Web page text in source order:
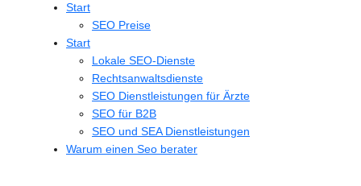
Start
SEO Preise
Start
Lokale SEO-Dienste
Rechtsanwaltsdienste
SEO Dienstleistungen für Ärzte
SEO für B2B
SEO und SEA Dienstleistungen
Warum einen Seo berater